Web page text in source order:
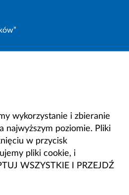
wykorzystanie i zbieranie
najwyższym poziomie. Pliki
w przycisk
pliki cookie, i
WSZYSTKIE I PRZEJDŹ